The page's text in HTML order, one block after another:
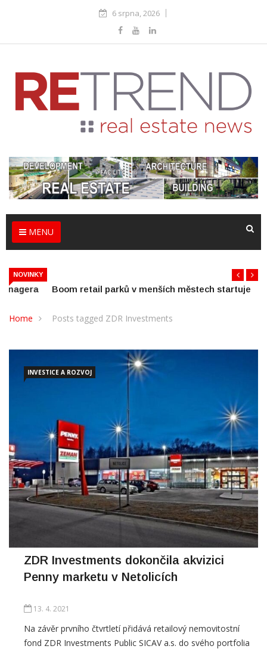
6 srpna, 2026
MENU
NOVINKY Boom retail parků v menších městech startuje
Home Posts tagged ZDR Investments
ZDR Investments dokončila akvizici
Penny marketu v Netolicích
13. 4. 2021
Na závěr prvního čtvrtletí přidává retailový nemovitostní
další nemovitost. Jedná se o Penny Market s přilehlou
samoobslužnou čerpací stanicí Benzina v Netolicích na